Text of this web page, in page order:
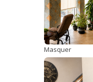
Masquer